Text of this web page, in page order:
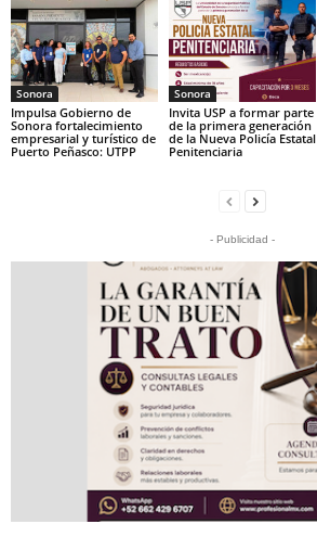
Sonora
Impulsa Gobierno de
Sonora fortalecimiento
empresarial y turístico de
Puerto Peñasco: UTPP
Sonora
Invita USP a formar parte
de la primera generación
de la Nueva Policía Estatal
Penitenciaria
- Publicidad -